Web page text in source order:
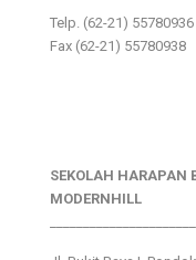
Telp. (62-21) 55780936
Fax (62-21) 55780938
SEKOLAH HARAPAN
MODERNHILL